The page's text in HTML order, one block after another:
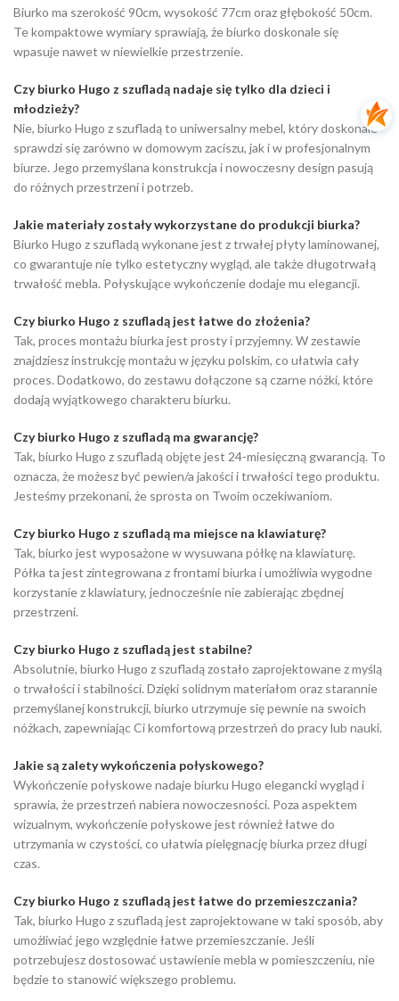
Biurko ma szerokość 90cm, wysokość 77cm oraz głębokość 50cm.
Te kompaktowe wymiary sprawiają, że biurko doskonale się
wpasuje nawet w niewielkie przestrzenie.
Czy biurko Hugo z szufladą nadaje się tylko dla dzieci i
młodzieży?
Nie, biurko Hugo z szufladą to uniwersalny mebel, który doskonale
sprawdzi się zarówno w domowym zaciszu, jak i w profesjonalnym
biurze. Jego przemyślana konstrukcja i nowoczesny design pasują
do różnych przestrzeni i potrzeb.
Jakie materiały zostały wykorzystane do produkcji biurka?
Biurko Hugo z szufladą wykonane jest z trwałej płyty laminowanej,
co gwarantuje nie tylko estetyczny wygląd, ale także długotrwałą
trwałość mebla. Połyskujące wykończenie dodaje mu elegancji.
Czy biurko Hugo z szufladą jest łatwe do złożenia?
Tak, proces montażu biurka jest prosty i przyjemny. W zestawie
znajdziesz instrukcję montażu w języku polskim, co ułatwia cały
proces. Dodatkowo, do zestawu dołączone są czarne nóżki, które
dodają wyjątkowego charakteru biurku.
Czy biurko Hugo z szufladą ma gwarancję?
Tak, biurko Hugo z szufladą objęte jest 24-miesięczną gwarancją. To
oznacza, że możesz być pewien/a jakości i trwałości tego produktu.
Jesteśmy przekonani, że sprosta on Twoim oczekiwaniom.
Czy biurko Hugo z szufladą ma miejsce na klawiaturę?
Tak, biurko jest wyposażone w wysuwana półkę na klawiaturę.
Półka ta jest zintegrowana z frontami biurka i umożliwia wygodne
korzystanie z klawiatury, jednocześnie nie zabierając zbędnej
przestrzeni.
Czy biurko Hugo z szufladą jest stabilne?
Absolutnie, biurko Hugo z szufladą zostało zaprojektowane z myślą
o trwałości i stabilności. Dzięki solidnym materiałom oraz starannie
przemyślanej konstrukcji, biurko utrzymuje się pewnie na swoich
nóżkach, zapewniając Ci komfortową przestrzeń do pracy lub nauki.
Jakie są zalety wykończenia połyskowego?
Wykończenie połyskowe nadaje biurku Hugo elegancki wygląd i
sprawia, że przestrzeń nabiera nowoczesności. Poza aspektem
wizualnym, wykończenie połyskowe jest również łatwe do
utrzymania w czystości, co ułatwia pielęgnację biurka przez długi
czas.
Czy biurko Hugo z szufladą jest łatwe do przemieszczania?
Tak, biurko Hugo z szufladą jest zaprojektowane w taki sposób, aby
umożliwiać jego względnie łatwe przemieszczanie. Jeśli
potrzebujesz dostosować ustawienie mebla w pomieszczeniu, nie
będzie to stanowić większego problemu.